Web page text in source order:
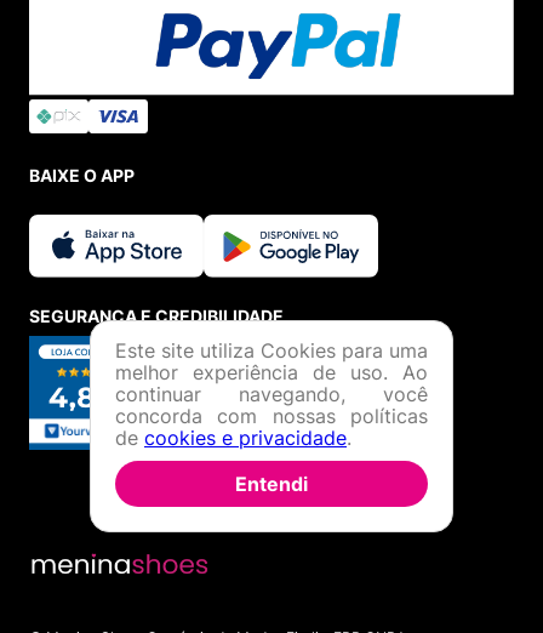
BAIXE O APP
SEGURANÇA E CREDIBILIDADE
Este site utiliza Cookies para uma
melhor experiência de uso. Ao
continuar navegando, você
concorda com nossas políticas
de cookies e privacidade.
Entendi